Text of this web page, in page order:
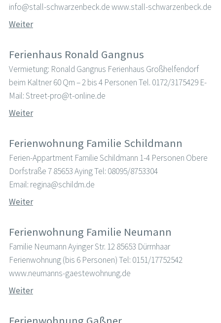
info@stall-schwarzenbeck.de www.stall-schwarzenbeck.de
Weiter
Ferienhaus Ronald Gangnus
Vermietung: Ronald Gangnus Ferienhaus Großhelfendorf
beim Kaltner 60 Qm – 2 bis 4 Personen Tel. 0172/3175429 E-
Mail: Street-pro@t-online.de
Weiter
Ferienwohnung Familie Schildmann
Ferien-Appartment Familie Schildmann 1-4 Personen Obere
Dorfstraße 7 85653 Aying Tel: 08095/8753304
Email: regina@schildm.de
Weiter
Ferienwohnung Familie Neumann
Familie Neumann Ayinger Str. 12 85653 Dürrnhaar
Ferienwohnung (bis 6 Personen) Tel: 0151/17752542
www.neumanns-gaestewohnung.de
Weiter